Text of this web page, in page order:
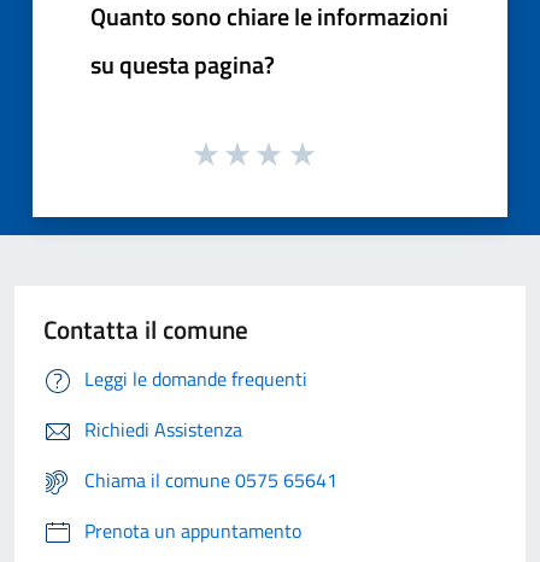
Quanto sono chiare le informazioni
su questa pagina?
Contatta il comune
Leggi le domande frequenti
Richiedi Assistenza
Chiama il comune 0575 65641
Prenota un appuntamento